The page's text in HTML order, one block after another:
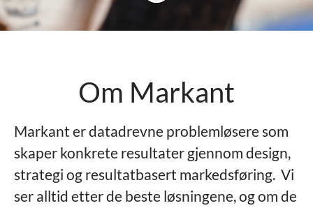
Om Markant
Markant er datadrevne problemløsere som
skaper konkrete resultater gjennom design,
strategi og resultatbasert markedsføring. Vi
ser alltid etter de beste løsningene, og om de